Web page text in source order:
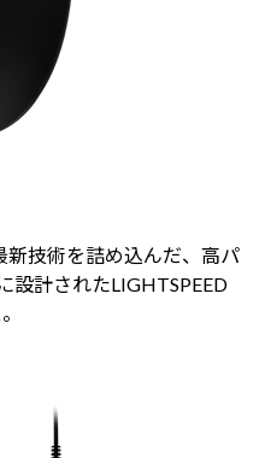
技術を詰め込んだ、高パ
設計されたLIGHTSPEED